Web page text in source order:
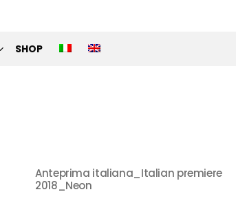
SHOP
Anteprima italiana_Italian premiere
2018_Neon